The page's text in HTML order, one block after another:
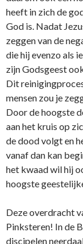
heeft in zich de
God is. Nadat
zeggen van de
die hij evenzo als
zijn Godsgeest
Dit
mensen zou je
Door de hoogste
aan het kruis op
de dood volgt en
vanaf dan kan
het kwaad wil hij
hoogste
Deze overdracht
Pinksteren! In de
discipelen